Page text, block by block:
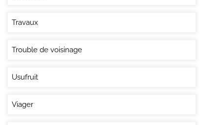
Travaux
Trouble de voisinage
Usufruit
Viager